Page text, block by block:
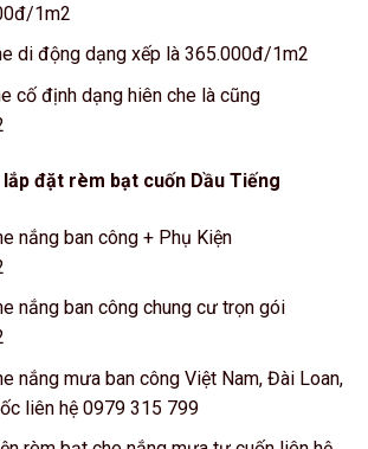
1m2
di động dạng xếp là 365.000đ/1m2
cố định dạng hiên che là cũng
đặt rèm bạt cuốn Dầu Tiếng
nắng ban công + Phụ Kiện
nắng ban công chung cư trọn gói
nắng mưa ban công Việt Nam, Đài Loan,
liên hệ 0979 315 799